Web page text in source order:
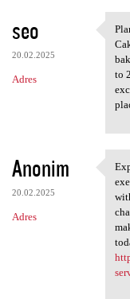
seo
20.02.2025
Adres
to
Anonim
20.02.2025
Adres